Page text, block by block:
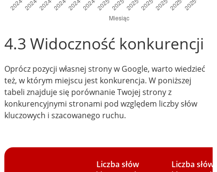
4.3 Widoczność konkurencji
Oprócz pozycji własnej strony w Google, warto wiedzieć
też, w którym miejscu jest konkurencja. W poniższej
tabeli znajduje się porównanie Twojej strony z
konkurencyjnymi stronami pod względem liczby słów
kluczowych i szacowanego ruchu.
Liczba słów
Liczba słów